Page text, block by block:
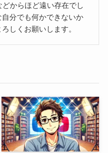
からほど遠い存在でし
分でも何かできないか
しくお願いします。